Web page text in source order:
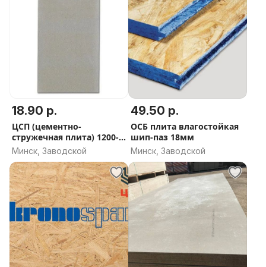
18.90 р.
ЦСП (цементно-
стружечная плита) 1200-
800-10мм
Минск, Заводской
49.50 р.
ОСБ плита влагостойкая
шип-паз 18мм
Минск, Заводской